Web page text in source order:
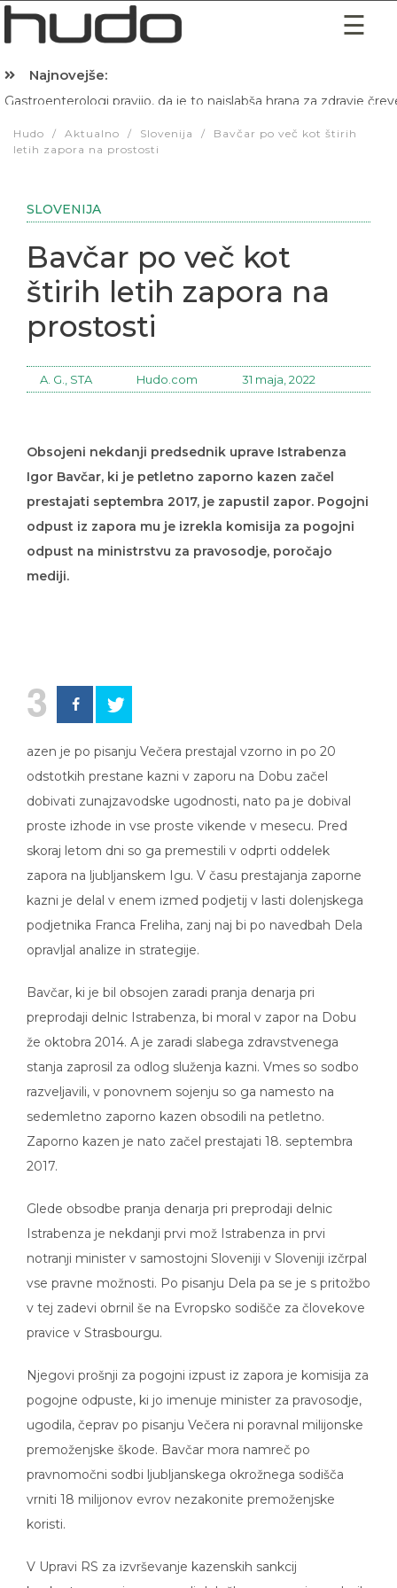
Najnovejše:
Hudo / Aktualno / Slovenija /
Bavčar po več kot štirih
letih zapora na prostosti
SLOVENIJA
Bavčar po več kot
štirih letih zapora na
prostosti
A. G., STA Hudo.com 31 maja, 2022
Obsojeni nekdanji predsednik uprave Istrabenza
Igor Bavčar, ki je petletno zaporno kazen začel
prestajati septembra 2017, je zapustil zapor. Pogojni
odpust iz zapora mu je izrekla komisija za pogojni
odpust na ministrstvu za pravosodje, poročajo
mediji.
3
azen je po pisanju Večera prestajal vzorno in po 20
odstotkih prestane kazni v zaporu na Dobu začel
dobivati zunajzavodske ugodnosti, nato pa je dobival
proste izhode in vse proste vikende v mesecu. Pred
skoraj letom dni so ga premestili v odprti oddelek
zapora na ljubljanskem Igu. V času prestajanja zaporne
kazni je delal v enem izmed podjetij v lasti dolenjskega
podjetnika Franca Freliha, zanj naj bi po navedbah Dela
opravljal analize in strategije.
Bavčar, ki je bil obsojen zaradi pranja denarja pri
preprodaji delnic Istrabenza, bi moral v zapor na Dobu
že oktobra 2014. A je zaradi slabega zdravstvenega
stanja zaprosil za odlog služenja kazni. Vmes so sodbo
razveljavili, v ponovnem sojenju so ga namesto na
sedemletno zaporno kazen obsodili na petletno.
Zaporno kazen je nato začel prestajati 18. septembra
2017.
Glede obsodbe pranja denarja pri preprodaji delnic
Istrabenza je nekdanji prvi mož Istrabenza in prvi
notranji minister v samostojni Sloveniji v Sloveniji izčrpal
vse pravne možnosti. Po pisanju Dela pa se je s pritožbo
v tej zadevi obrnil še na Evropsko sodišče za človekove
pravice v Strasbourgu.
Njegovi prošnji za pogojni izpust iz zapora je komisija za
pogojne odpuste, ki jo imenuje minister za pravosodje,
ugodila, čeprav po pisanju Večera ni poravnal milijonske
premoženjske škode. Bavčar mora namreč po
pravnomočni sodbi ljubljanskega okrožnega sodišča
vrniti 18 milijonov evrov nezakonite premoženjske
koristi.
V Upravi RS za izvrševanje kazenskih sankcij